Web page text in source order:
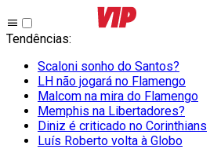
Tendências:
Scaloni sonho do Santos?
LH não jogará no Flamengo
Malcom na mira do Flamengo
Memphis na Libertadores?
Diniz é criticado no Corinthians
Luís Roberto volta à Globo